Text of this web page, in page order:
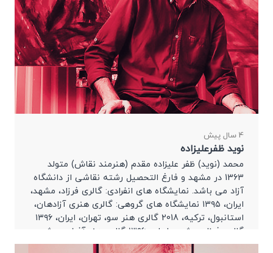
4 سال پیش
نوید ظفرعلیزاده
محمد (نوید) ظفر علیزاده مقدم (هنرمند نقاش) متولد
1363 در مشهد و فارغ التحصیل رشته نقاشی از دانشگاه
آزاد می باشد. نمایشگاه های انفرادی: گالری فرزاد، مشهد،
ایران، ۱۳۹۵ نمایشگاه های گروهی: گالری هنری آزادهان،
استانبول، ترکیه، 2018 گالری هنر سو، تهران، ایران، ۱۳۹۶
گالری فرزاد، مشهد، ایران، ۱۳۹۶ گالری هنر آذرنور، مشهد،
ایران، ۱۳۹۶ […]